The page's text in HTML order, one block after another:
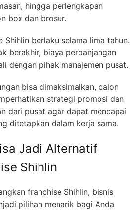
hingga perlengkapan
box dan brosur.
Shihlin berlaku selama lima tahun.
berakhir, biaya perpanjangan
dengan pihak manajemen pusat.
bisa dimaksimalkan, calon
strategi promosi dan
dari pusat agar dapat mencapai
ditetapkan dalam kerja sama.
Jadi Alternatif
Shihlin
franchise Shihlin, bisnis
pilihan menarik bagi Anda